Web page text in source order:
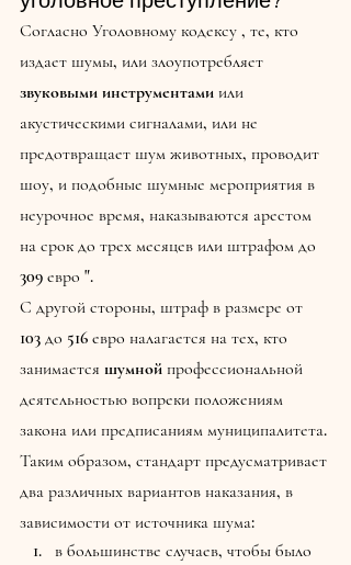
Согласно Уголовному кодексу , те, кто
издает шумы, или злоупотребляет
звуковыми инструментами или
акустическими сигналами, или не
предотвращает шум животных, проводит
шоу, и подобные шумные мероприятия в
неурочное время, наказываются арестом
на срок до трех месяцев или штрафом до
309 евро ".
С другой стороны, штраф в размере от
103 до 516 евро налагается на тех, кто
занимается шумной профессиональной
деятельностью вопреки положениям
закона или предписаниям муниципалитета.
Таким образом, стандарт предусматривает
два различных вариантов наказания, в
зависимости от источника шума:
в большинстве случаев, чтобы было